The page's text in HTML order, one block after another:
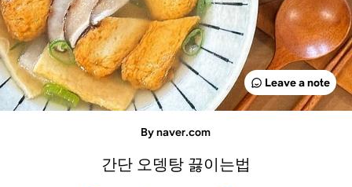
Leave a note
By naver.com
간단 오뎅탕 끓이는법